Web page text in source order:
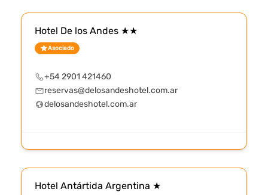
Hotel De los Andes ★★
Asociado
+54 2901 421460
reservas@delosandeshotel.com.ar
delosandeshotel.com.ar
Hotel Antártida Argentina ★